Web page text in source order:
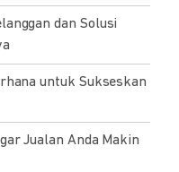
dan Solusi
untuk Sukseskan
Jualan Anda Makin